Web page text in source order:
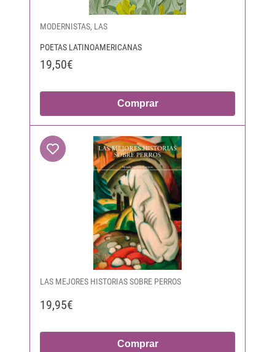
MODERNISTAS, LAS
POETAS LATINOAMERICANAS
19,50€
Comprar
LAS MEJORES HISTORIAS SOBRE PERROS
19,95€
Comprar